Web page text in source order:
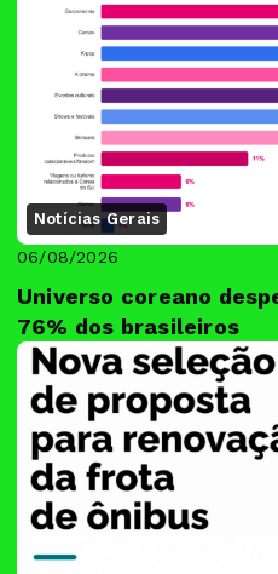
Notícias Gerais
06/08/2026
Universo coreano
76% dos brasileiros